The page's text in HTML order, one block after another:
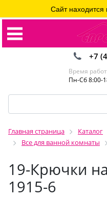
+7
Время
Пн-Сб 8:00-
Главная страница Каталог
Все для ванной комнаты
19-Крючки
1915-6
Сайт находится